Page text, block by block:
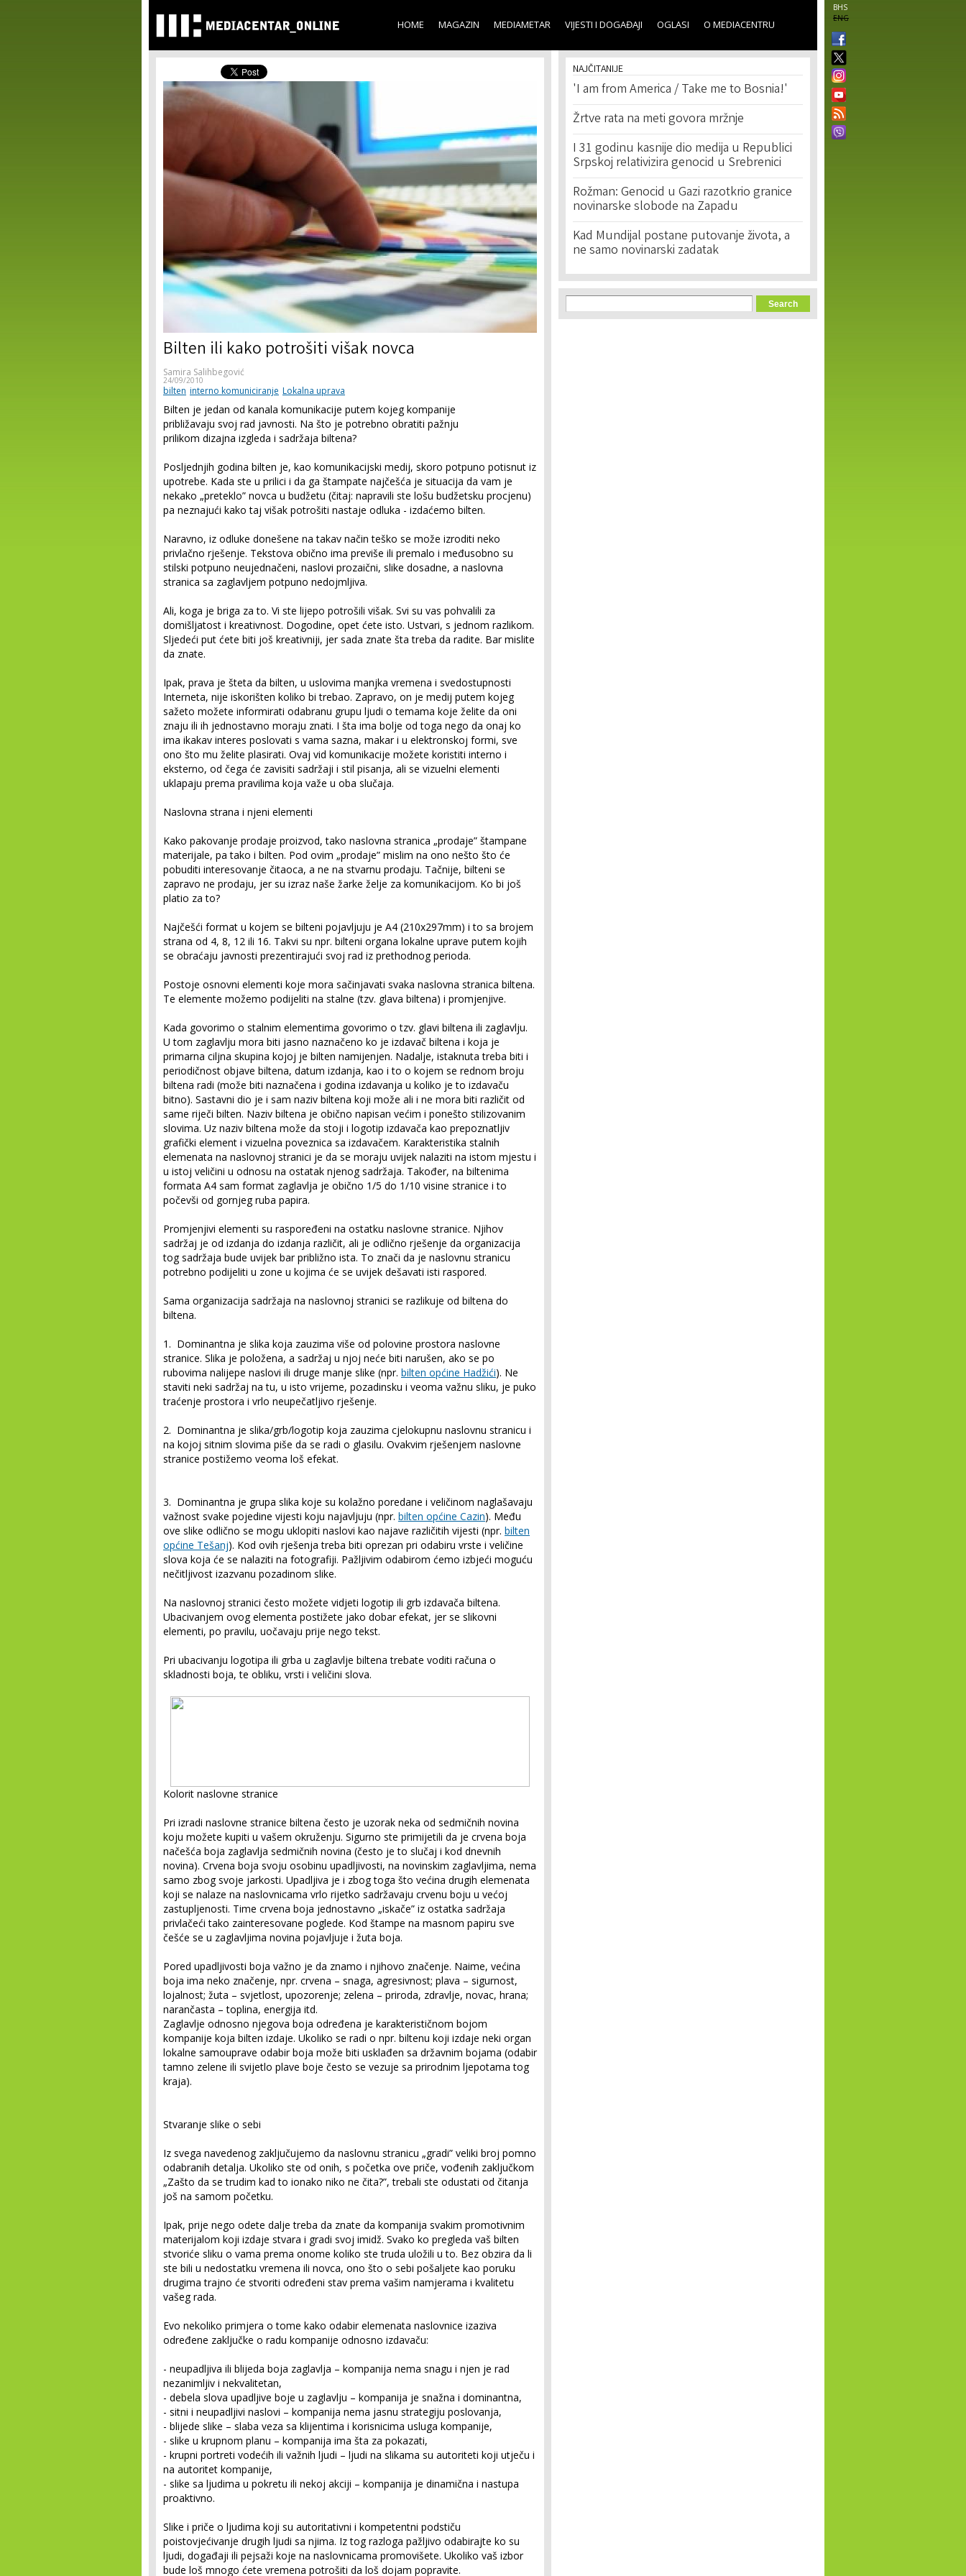
main
content
BHS
ENG
HOME MAGAZIN MEDIAMETAR VIJESTI I DOGAĐAJI OGLASI O MEDIACENTRU
Bilten ili kako potrošiti višak novca
Samira Salihbegović
24/09/2010
bilten interno komuniciranje Lokalna uprava
Bilten je jedan od kanala komunikacije putem kojeg kompanije
približavaju svoj rad javnosti. Na što je potrebno obratiti pažnju
prilikom dizajna izgleda i sadržaja biltena?
Posljednjih godina bilten je, kao komunikacijski medij, skoro potpuno potisnut iz
upotrebe. Kada ste u prilici i da ga štampate najčešća je situacija da vam je
nekako „preteklo” novca u budžetu (čitaj: napravili ste lošu budžetsku procjenu)
pa neznajući kako taj višak potrošiti nastaje odluka - izdaćemo bilten.
Naravno, iz odluke donešene na takav način teško se može izroditi neko
privlačno rješenje. Tekstova obično ima previše ili premalo i međusobno su
stilski potpuno neujednačeni, naslovi prozaični, slike dosadne, a naslovna
stranica sa zaglavljem potpuno nedojmljiva.
Ali, koga je briga za to. Vi ste lijepo potrošili višak. Svi su vas pohvalili za
domišljatost i kreativnost. Dogodine, opet ćete isto. Ustvari, s jednom razlikom.
Sljedeći put ćete biti još kreativniji, jer sada znate šta treba da radite. Bar mislite
da znate.
Ipak, prava je šteta da bilten, u uslovima manjka vremena i svedostupnosti
Interneta, nije iskorišten koliko bi trebao. Zapravo, on je medij putem kojeg
sažeto možete informirati odabranu grupu ljudi o temama koje želite da oni
znaju ili ih jednostavno moraju znati. I šta ima bolje od toga nego da onaj ko
ima ikakav interes poslovati s vama sazna, makar i u elektronskoj formi, sve
ono što mu želite plasirati. Ovaj vid komunikacije možete koristiti interno i
eksterno, od čega će zavisiti sadržaji i stil pisanja, ali se vizuelni elementi
uklapaju prema pravilima koja važe u oba slučaja.
Naslovna strana i njeni elementi
Kako pakovanje prodaje proizvod, tako naslovna stranica „prodaje” štampane
materijale, pa tako i bilten. Pod ovim „prodaje” mislim na ono nešto što će
pobuditi interesovanje čitaoca, a ne na stvarnu prodaju. Tačnije, bilteni se
zapravo ne prodaju, jer su izraz naše žarke želje za komunikacijom. Ko bi još
platio za to?
Najčešći format u kojem se bilteni pojavljuju je A4 (210x297mm) i to sa brojem
strana od 4, 8, 12 ili 16. Takvi su npr. bilteni organa lokalne uprave putem kojih
se obraćaju javnosti prezentirajući svoj rad iz prethodnog perioda.
Postoje osnovni elementi koje mora sačinjavati svaka naslovna stranica biltena.
Te elemente možemo podijeliti na stalne (tzv. glava biltena) i promjenjive.
Kada govorimo o stalnim elementima govorimo o tzv. glavi biltena ili zaglavlju.
U tom zaglavlju mora biti jasno naznačeno ko je izdavač biltena i koja je
primarna ciljna skupina kojoj je bilten namijenjen. Nadalje, istaknuta treba biti i
periodičnost objave biltena, datum izdanja, kao i to o kojem se rednom broju
biltena radi (može biti naznačena i godina izdavanja u koliko je to izdavaču
bitno). Sastavni dio je i sam naziv biltena koji može ali i ne mora biti različit od
same riječi bilten. Naziv biltena je obično napisan većim i ponešto stilizovanim
slovima. Uz naziv biltena može da stoji i logotip izdavača kao prepoznatljiv
grafički element i vizuelna poveznica sa izdavačem. Karakteristika stalnih
elemenata na naslovnoj stranici je da se moraju uvijek nalaziti na istom mjestu i
u istoj veličini u odnosu na ostatak njenog sadržaja. Također, na biltenima
formata A4 sam format zaglavlja je obično 1/5 do 1/10 visine stranice i to
počevši od gornjeg ruba papira.
Promjenjivi elementi su raspoređeni na ostatku naslovne stranice. Njihov
sadržaj je od izdanja do izdanja različit, ali je odlično rješenje da organizacija
tog sadržaja bude uvijek bar približno ista. To znači da je naslovnu stranicu
potrebno podijeliti u zone u kojima će se uvijek dešavati isti raspored.
Sama organizacija sadržaja na naslovnoj stranici se razlikuje od biltena do
biltena.
1. Dominantna je slika koja zauzima više od polovine prostora naslovne
stranice. Slika je položena, a sadržaj u njoj neće biti narušen, ako se po
rubovima nalijepe naslovi ili druge manje slike (npr. bilten općine Hadžići). Ne
staviti neki sadržaj na tu, u isto vrijeme, pozadinsku i veoma važnu sliku, je puko
traćenje prostora i vrlo neupečatljivo rješenje.
2. Dominantna je slika/grb/logotip koja zauzima cjelokupnu naslovnu stranicu i
na kojoj sitnim slovima piše da se radi o glasilu. Ovakvim rješenjem naslovne
stranice postižemo veoma loš efekat.
3. Dominantna je grupa slika koje su kolažno poredane i veličinom naglašavaju
važnost svake pojedine vijesti koju najavljuju (npr. bilten općine Cazin). Među
ove slike odlično se mogu uklopiti naslovi kao najave različitih vijesti (npr. bilten
općine Tešanj). Kod ovih rješenja treba biti oprezan pri odabiru vrste i veličine
slova koja će se nalaziti na fotografiji. Pažljivim odabirom ćemo izbjeći moguću
nečitljivost izazvanu pozadinom slike.
Na naslovnoj stranici često možete vidjeti logotip ili grb izdavača biltena.
Ubacivanjem ovog elementa postižete jako dobar efekat, jer se slikovni
elementi, po pravilu, uočavaju prije nego tekst.
Pri ubacivanju logotipa ili grba u zaglavlje biltena trebate voditi računa o
skladnosti boja, te obliku, vrsti i veličini slova.
Kolorit naslovne stranice
Pri izradi naslovne stranice biltena često je uzorak neka od sedmičnih novina
koju možete kupiti u vašem okruženju. Sigurno ste primijetili da je crvena boja
načešća boja zaglavlja sedmičnih novina (često je to slučaj i kod dnevnih
novina). Crvena boja svoju osobinu upadljivosti, na novinskim zaglavljima, nema
samo zbog svoje jarkosti. Upadljiva je i zbog toga što većina drugih elemenata
koji se nalaze na naslovnicama vrlo rijetko sadržavaju crvenu boju u većoj
zastupljenosti. Time crvena boja jednostavno „iskače” iz ostatka sadržaja
privlačeći tako zainteresovane poglede. Kod štampe na masnom papiru sve
češće se u zaglavljima novina pojavljuje i žuta boja.
Pored upadljivosti boja važno je da znamo i njihovo značenje. Naime, većina
boja ima neko značenje, npr. crvena – snaga, agresivnost; plava – sigurnost,
lojalnost; žuta – svjetlost, upozorenje; zelena – priroda, zdravlje, novac, hrana;
narančasta – toplina, energija itd.
Zaglavlje odnosno njegova boja određena je karakterističnom bojom
kompanije koja bilten izdaje. Ukoliko se radi o npr. biltenu koji izdaje neki organ
lokalne samouprave odabir boja može biti usklađen sa državnim bojama (odabir
tamno zelene ili svijetlo plave boje često se vezuje sa prirodnim ljepotama tog
kraja).
Stvaranje slike o sebi
Iz svega navedenog zaključujemo da naslovnu stranicu „gradi” veliki broj pomno
odabranih detalja. Ukoliko ste od onih, s početka ove priče, vođenih zaključkom
„Zašto da se trudim kad to ionako niko ne čita?”, trebali ste odustati od čitanja
još na samom početku.
Ipak, prije nego odete dalje treba da znate da kompanija svakim promotivnim
materijalom koji izdaje stvara i gradi svoj imidž. Svako ko pregleda vaš bilten
stvoriće sliku o vama prema onome koliko ste truda uložili u to. Bez obzira da li
ste bili u nedostatku vremena ili novca, ono što o sebi pošaljete kao poruku
drugima trajno će stvoriti određeni stav prema vašim namjerama i kvalitetu
vašeg rada.
Evo nekoliko primjera o tome kako odabir elemenata naslovnice izaziva
određene zaključke o radu kompanije odnosno izdavaču:
- neupadljiva ili blijeda boja zaglavlja – kompanija nema snagu i njen je rad
nezanimljiv i nekvalitetan,
- debela slova upadljive boje u zaglavlju – kompanija je snažna i dominantna,
- sitni i neupadljivi naslovi – kompanija nema jasnu strategiju poslovanja,
- blijede slike – slaba veza sa klijentima i korisnicima usluga kompanije,
- slike u krupnom planu – kompanija ima šta za pokazati,
- krupni portreti vodećih ili važnih ljudi – ljudi na slikama su autoriteti koji utječu i
na autoritet kompanije,
- slike sa ljudima u pokretu ili nekoj akciji – kompanija je dinamična i nastupa
proaktivno.
Slike i priče o ljudima koji su autoritativni i kompetentni podstiču
poistovjećivanje drugih ljudi sa njima. Iz tog razloga pažljivo odabirajte ko su
ljudi, događaji ili pejsaži koje na naslovnicama promovišete. Ukoliko vaš izbor
bude loš mnogo ćete vremena potrošiti da loš dojam popravite.
NAJČITANIJE
'I am from America / Take me to Bosnia!'
Žrtve rata na meti govora mržnje
I 31 godinu kasnije dio medija u Republici
Srpskoj relativizira genocid u Srebrenici
Rožman: Genocid u Gazi razotkrio granice
novinarske slobode na Zapadu
Kad Mundijal postane putovanje života, a
ne samo novinarski zadatak
Search form
Search